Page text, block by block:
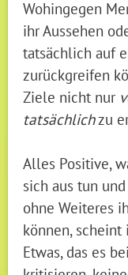
Wohingegen
ihr Aussehen
tatsächlich auf
zurückgreifen
Ziele nicht nur
tatsächlichzu
Alles Positive,
sich aus tun
ohne Weiteres
können, scheint
Etwas, das es